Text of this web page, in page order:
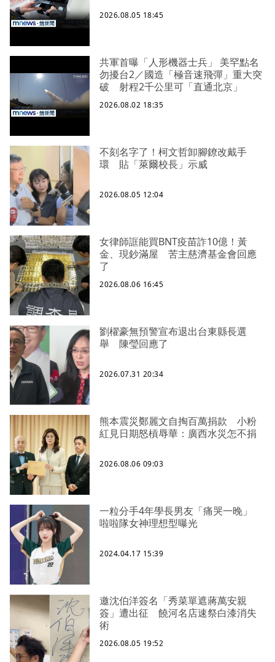
2026.08.05 18:45
共軍首曝「人形機器士兵」 美罕點名
勿擾台2／國造「極音速飛彈」重大突
破 射程2千公里可「直通北京」
2026.08.02 18:35
不刻名字了！柯文哲卸腳鐐改戴手
環 貼「萊爾校長」示威
2026.08.05 12:04
女律師誆能買BNT疫苗詐10億！黃
金、現鈔滿屋 苦主慈濟基金會回應
了
2026.08.06 16:45
劉櫂豪無預警宣布退出台東縣長選
舉 陳瑩回應了
2026.07.31 20:34
熊本震災鄭麗文自掏百萬捐款 小粉
紅見日期怒槓辱華：廣西水災怎不捐
2026.08.06 09:03
一粒分手4年學長男友「痛哭一晚」
啦啦隊女神理想型曝光
2024.04.17 15:39
邀沈伯洋簽名「秀菜單遮蔣萬安親
簽」遭出征 饒河名店速祭白漆消失
術
2026.08.05 19:52